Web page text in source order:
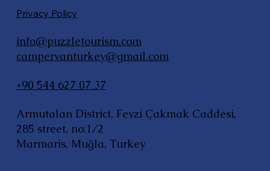
Privacy Policy
info@puzzletourism.com
campervanturkey@gmail.com
+90 544 627 07 37
Armutalan District, Fevzi Çakmak Caddesi,
285 street, no:1/2
Marmaris, Muğla, Turkey